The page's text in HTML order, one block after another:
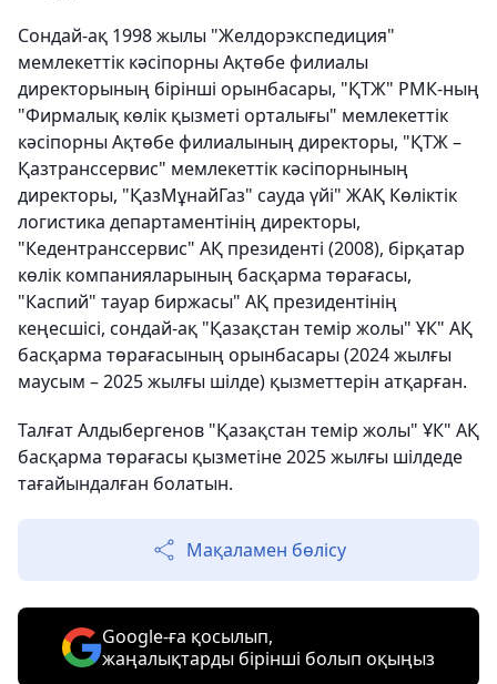
Сондай-ақ 1998 жылы "Желдорэкспедиция"
мемлекеттік кәсіпорны Ақтөбе филиалы
директорының бірінші орынбасары, "ҚТЖ" РМК-ның
"Фирмалық көлік қызметі орталығы" мемлекеттік
кәсіпорны Ақтөбе филиалының директоры, "ҚТЖ –
Қазтранссервис" мемлекеттік кәсіпорнының
директоры, "ҚазМұнайГаз" сауда үйі" ЖАҚ Көліктік
логистика департаментінің директоры,
"Кедентранссервис" АҚ президенті (2008), бірқатар
көлік компанияларының басқарма төрағасы,
"Каспий" тауар биржасы" АҚ президентінің
кеңесшісі, сондай-ақ "Қазақстан темір жолы" ҰК" АҚ
басқарма төрағасының орынбасары (2024 жылғы
маусым – 2025 жылғы шілде) қызметтерін атқарған.
Талғат Алдыбергенов "Қазақстан темір жолы" ҰК" АҚ
басқарма төрағасы қызметіне 2025 жылғы шілдеде
тағайындалған болатын.
Мақаламен бөлісу
Google-ға қосылып,
жаңалықтарды бірінші болып оқыңыз